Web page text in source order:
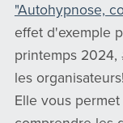
"Autohypnose,
effet d'exemple
printemps
les organisateurs!
Elle vous